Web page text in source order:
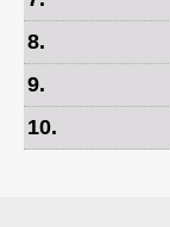
8.
9.
10.